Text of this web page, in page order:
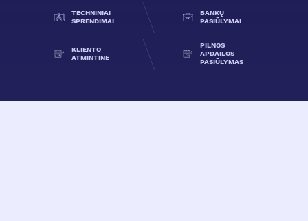
TECHNINIAI
SPRENDIMAI
BANKŲ
PASIŪLYMAI
KLIENTO
ATMINTINĖ
PILNOS
APDAILOS
PASIŪLYMAS